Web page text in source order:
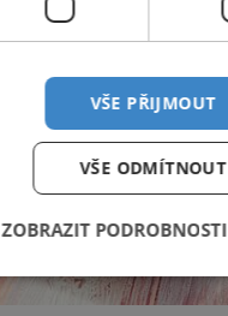
VŠE PŘIJMOUT
VŠE ODMÍTNOUT
ZOBRAZIT PODROBNOSTI